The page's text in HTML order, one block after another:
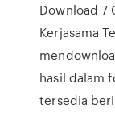
Download 7
Kerjasama
hasil dalam
tersedia